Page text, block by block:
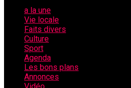
a la une
Vie locale
Faits divers
Culture
Sport
Agenda
Les bons plans
Annonces